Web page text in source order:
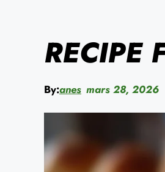
RECIPE
By:anes mars 28, 2026